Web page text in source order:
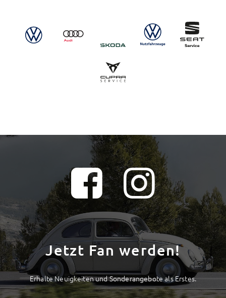
Jetzt Fan werden!
Erhalte Neuigkeiten und Sonderangebote als Erstes.